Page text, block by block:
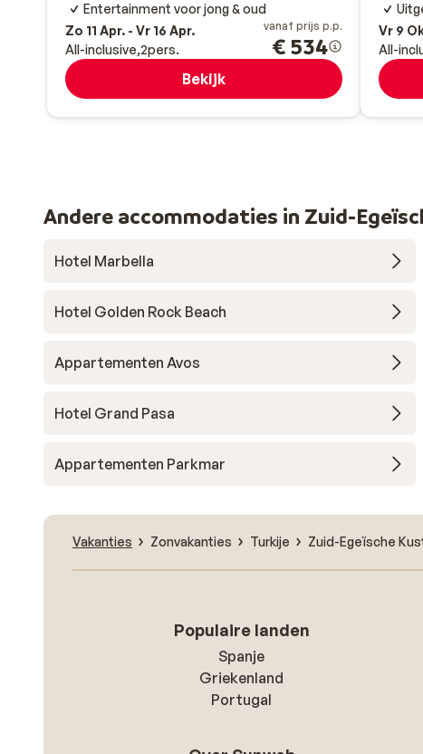
Entertainment voor jong & oud
Zo 11 Apr. - Vr 16 Apr.
All-inclusive 2pers.
vanaf prijs p.p.
€ 534
Bekijk
Vr 9
All-
Andere accommodaties in Zuid-
Hotel Marbella
Hotel Golden Rock Beach
Appartementen Avos
Hotel Grand Pasa
Appartementen Parkmar
Vakanties Zonvakanties Turkije Zuid-Egeïsche
Populaire landen
Spanje
Griekenland
Portugal